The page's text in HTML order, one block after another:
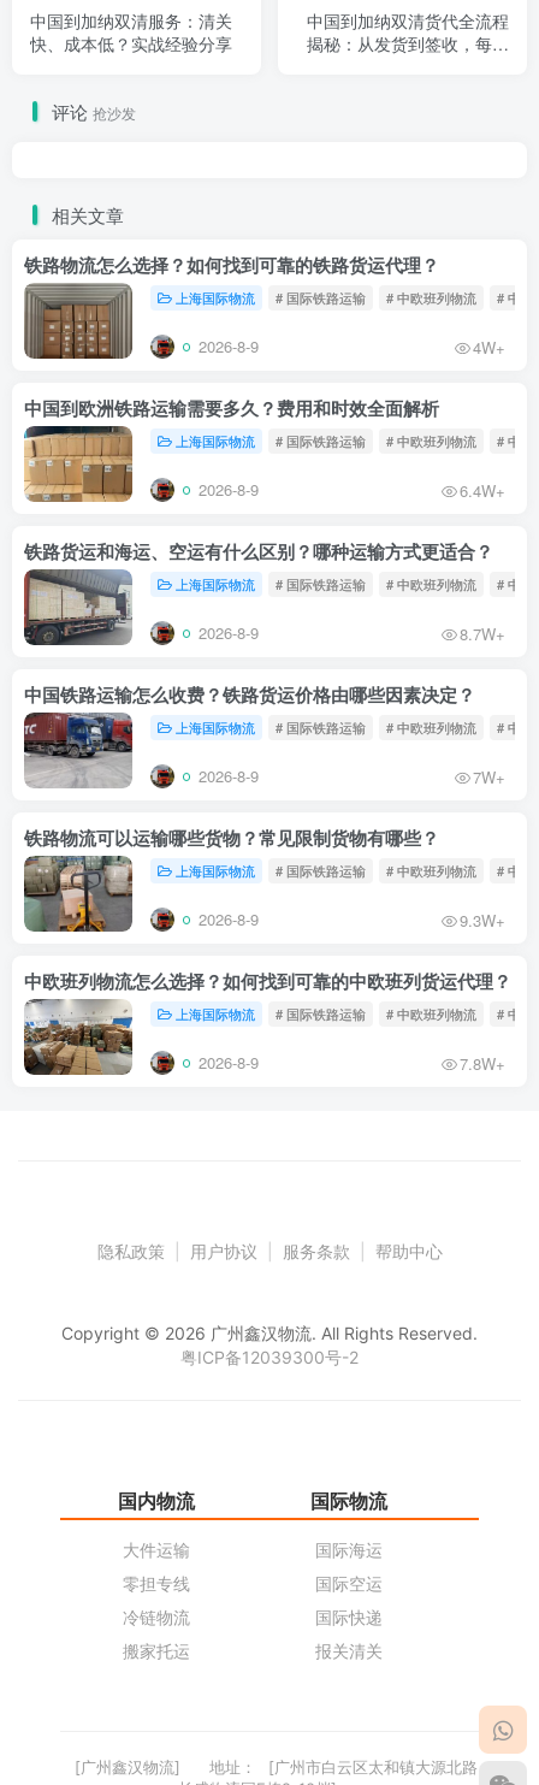
中国到加纳双清服务：清关
快、成本低？实战经验分享
中国到加纳双清货代全流程
揭秘：从发货到签收，每一
评论 抢沙发
相关文章
铁路物流怎么选择？如何找到可靠的铁路货运代理？
上海国际物流 # 国际铁路运输 # 中欧班列物流 # 中欧
2026-8-9 4W+
中国到欧洲铁路运输需要多久？费用和时效全面解析
上海国际物流 # 国际铁路运输 # 中欧班列物流 # 中欧
2026-8-9 6.4W+
铁路货运和海运、空运有什么区别？哪种运输方式更适合？
上海国际物流 # 国际铁路运输 # 中欧班列物流 # 中欧
2026-8-9 8.7W+
中国铁路运输怎么收费？铁路货运价格由哪些因素决定？
上海国际物流 # 国际铁路运输 # 中欧班列物流 # 中欧
2026-8-9 7W+
铁路物流可以运输哪些货物？常见限制货物有哪些？
上海国际物流 # 国际铁路运输 # 中欧班列物流 # 中欧
2026-8-9 9.3W+
中欧班列物流怎么选择？如何找到可靠的中欧班列货运代理？
上海国际物流 # 国际铁路运输 # 中欧班列物流 # 中欧
2026-8-9 7.8W+
隐私政策 用户协议 服务条款 帮助中心
Copyright © 2026 广州鑫汉物流. All Rights Reserved.
粤ICP备12039300号-2
国内物流
大件运输
零担专线
冷链物流
搬家托运
国际物流
国际海运
国际空运
国际快递
报关清关
[广州鑫汉物流] 地址：
[广州市白云区太和镇大源北路